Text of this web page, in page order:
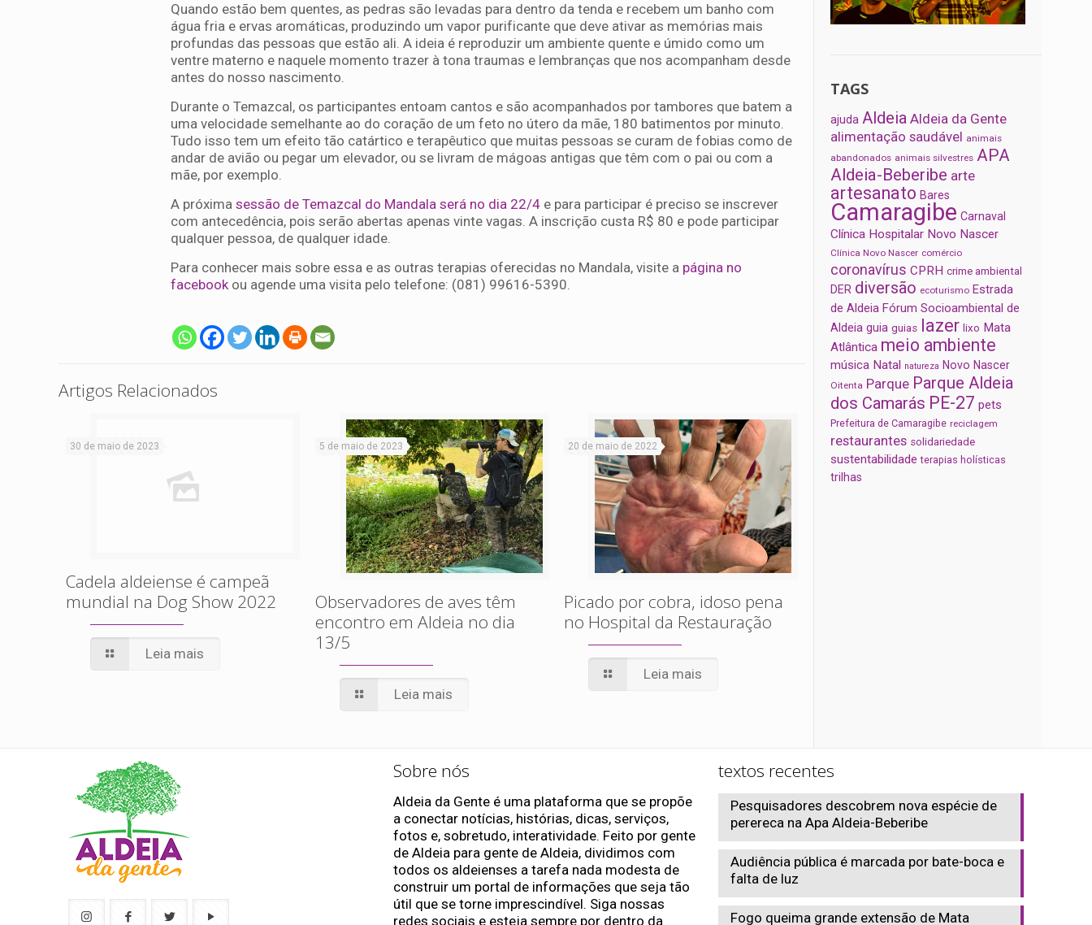
Quando estão bem quentes, as pedras são levadas para dentro da tenda e recebem um banho com
água fria e ervas aromáticas, produzindo um vapor purificante que deve ativar as memórias mais
profundas das pessoas que estão ali. A ideia é reproduzir um ambiente quente e úmido como um
ventre materno e naquele momento trazer à tona traumas e lembranças que nos acompanham desde
antes do nosso nascimento.
Durante o Temazcal, os participantes entoam cantos e são acompanhados por tambores que batem a
uma velocidade semelhante ao do coração de um feto no útero da mãe, 180 batimentos por minuto.
Tudo isso tem um efeito tão catártico e terapêutico que muitas pessoas se curam de fobias como de
andar de avião ou pegar um elevador, ou se livram de mágoas antigas que têm com o pai ou com a
mãe, por exemplo.
A próxima sessão de Temazcal do Mandala será no dia 22/4 e para participar é preciso se inscrever
com antecedência, pois serão abertas apenas vinte vagas. A inscrição custa R$ 80 e pode participar
qualquer pessoa, de qualquer idade.
Para conhecer mais sobre essa e as outras terapias oferecidas no Mandala, visite a página no
facebookou agende uma visita pelo telefone: (081) 99616-5390.
Artigos Relacionados
30 de maio de 2023
Cadela aldeiense é campeã
mundial na Dog Show 2022
Leia mais
5 de maio de 2023
Observadores de aves têm
encontro em Aldeia no dia
13/5
Leia mais
20 de maio de 2022
Picado por cobra, idoso pena
no Hospital da Restauração
Leia mais
TAGS
ajuda Aldeia Aldeia da Gente
alimentação saudável animais
abandonados animais silvestres APA
Aldeia-Beberibe arte
artesanato Bares
Camaragibe Carnaval
Clínica Hospitalar Novo Nascer
Clínica Novo Nascer comércio
coronavírus CPRH crime ambiental
DER diversão ecoturismo Estrada
de Aldeia Fórum Socioambiental de
Aldeia guia guias lazer lixo Mata
Atlântica meio ambiente
música Natal natureza Novo Nascer
Oitenta Parque Parque Aldeia
dos Camarás PE-27 pets
Prefeitura de Camaragibe reciclagem
restaurantes solidariedade
sustentabilidade terapias holísticas
trilhas
Sobre nós
Aldeia da Gente é uma plataforma que se propõe
a conectar notícias, histórias, dicas, serviços,
fotos e, sobretudo, interatividade. Feito por gente
de Aldeia para gente de Aldeia, dividimos com
todos os aldeienses a tarefa nada modesta de
construir um portal de informações que seja tão
útil que se torne imprescindível. Siga nossas
redes sociais e esteja sempre por dentro da
textos recentes
Pesquisadores descobrem nova espécie de
perereca na Apa Aldeia-Beberibe
Audiência pública é marcada por bate-boca e
falta de luz
Fogo queima grande extensão de Mata